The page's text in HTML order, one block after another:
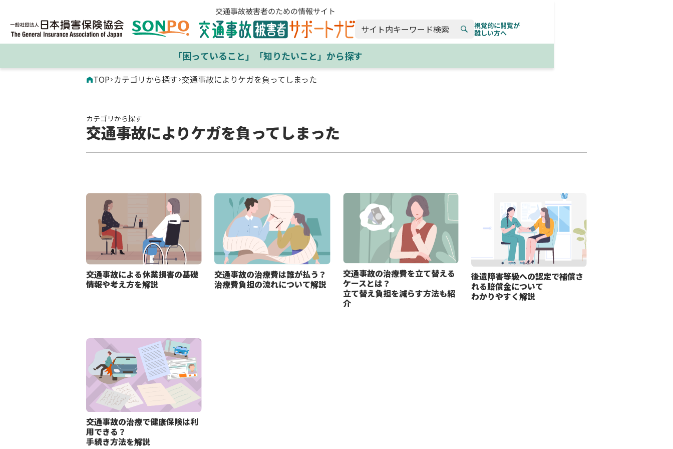
「困っていること」「知りたいこと」から探す
視覚的に閲覧が
難しい方へ
サイト内キーワード検索
TOP カテゴリから探す 交通事故によりケガを負ってしまった
カテゴリから探す
交通事故によりケガを負ってしまった
交通事故による休業損害の基礎
情報や考え方を解説
交通事故の治療費は誰が払う？
治療費負担の流れについて解説
交通事故の治療費を立て替える
ケースとは？
立て替え負担を減らす方法も紹
介
後遺障害等級への認定で補償さ
れる賠償金について
わかりやすく解説
交通事故の治療で健康保険は利
用できる？
手続き方法を解説